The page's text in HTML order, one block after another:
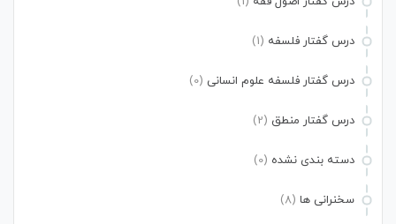
درس گفتار فلسفه (1)
درس گفتار فلسفه علوم انسانی (0)
درس گفتار منطق (2)
دسته بندی نشده (0)
سخنرانی ها (8)